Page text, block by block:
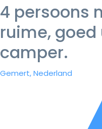
4 persoons
ruime,
camper.
Gemert, Nederland